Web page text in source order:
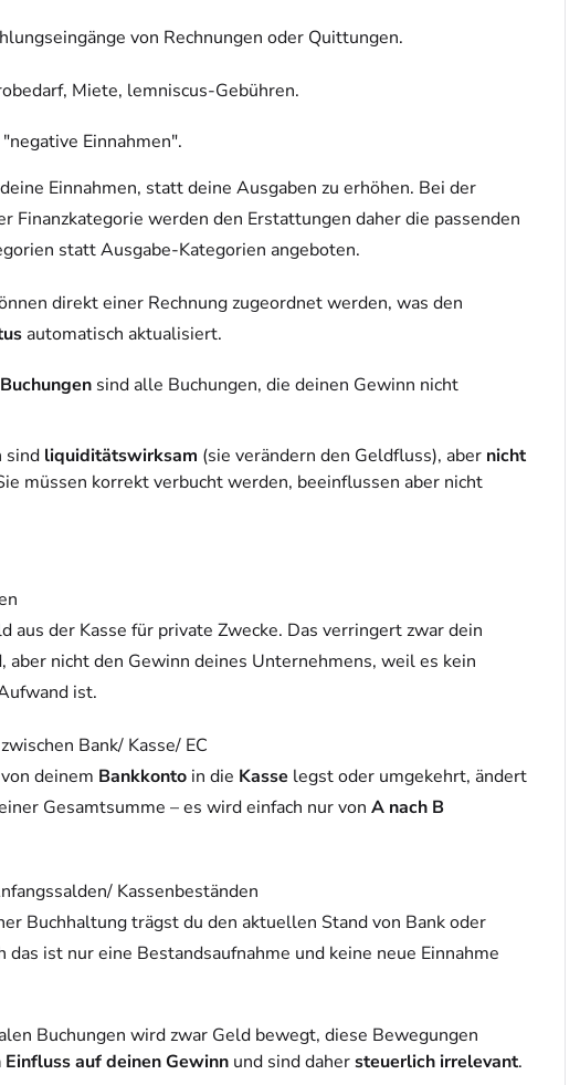
von Rechnungen oder Quittungen.
Miete, lemniscus-Gebühren.
Einnahmen".
Einnahmen, statt deine Ausgaben zu erhöhen. Bei der
Finanzkategorie werden den Erstattungen daher die passenden
statt Ausgabe-Kategorien angeboten.
direkt einer Rechnung zugeordnet werden, was den
automatisch aktualisiert.
sind alle Buchungen, die deinen Gewinn nicht
sind liquiditätswirksam (sie verändern den Geldfluss), aber nicht
müssen korrekt verbucht werden, beeinflussen aber nicht
aus der Kasse für private Zwecke. Das verringert zwar dein
aber nicht den Gewinn deines Unternehmens, weil es kein
ist.
zwischen Bank/ Kasse/ EC
deinem Bankkonto in die Kasse legst oder umgekehrt, ändert
Gesamtsumme – es wird einfach nur von A nach B
Kassenbeständen
Buchhaltung trägst du den aktuellen Stand von Bank oder
das ist nur eine Bestandsaufnahme und keine neue Einnahme
Buchungen wird zwar Geld bewegt, diese Bewegungen
Einfluss auf deinen Gewinn und sind dahersteuerlich irrelevant.